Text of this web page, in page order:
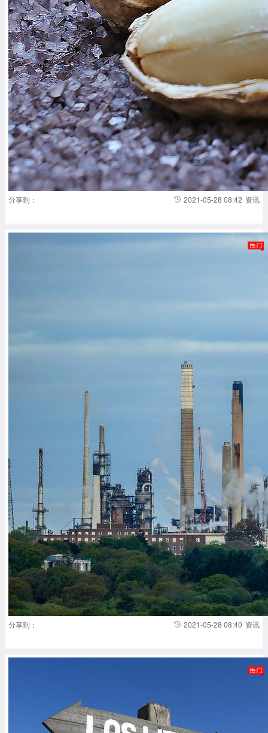
分享到： 资讯
2021-05-28 08:42
分享到： 资讯
2021-05-28 08:40